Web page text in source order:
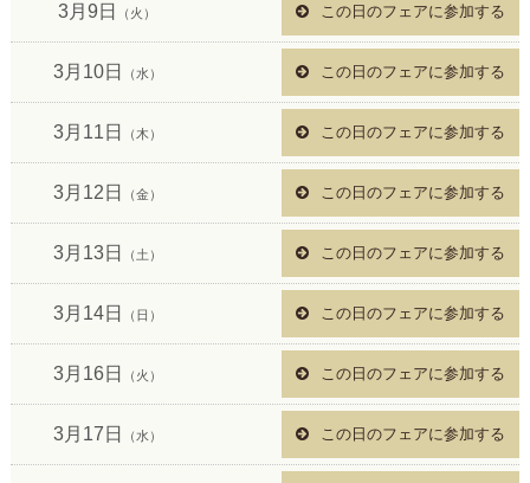
3月9日 （火） この日のフェアに参加する
3月10日 （水） この日のフェアに参加する
3月11日 （木） この日のフェアに参加する
3月12日 （金） この日のフェアに参加する
3月13日 （土） この日のフェアに参加する
3月14日 （日） この日のフェアに参加する
3月16日 （火） この日のフェアに参加する
3月17日 （水） この日のフェアに参加する